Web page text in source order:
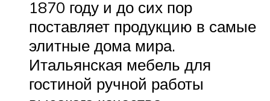
1870 году и до сих пор
поставляет продукцию в самые
элитные дома мира.
Итальянская мебель для
гостиной ручной работы